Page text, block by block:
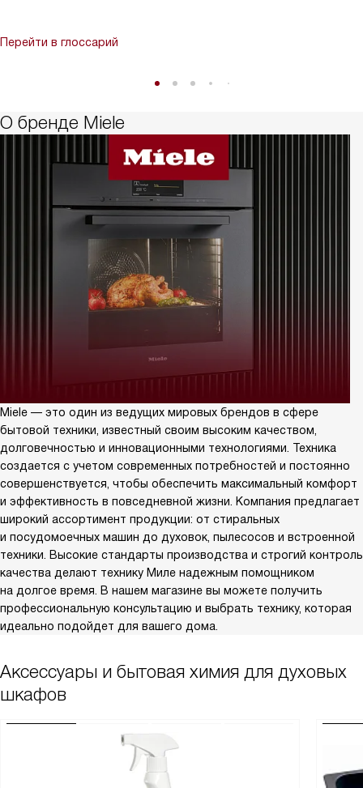
Перейти в глоссарий
О бренде Miele
Miele — это один из ведущих мировых брендов в сфере
бытовой техники, известный своим высоким качеством,
долговечностью и инновационными технологиями. Техника
создается с учетом современных потребностей и постоянно
совершенствуется, чтобы обеспечить максимальный комфорт
и эффективность в повседневной жизни. Компания предлагает
широкий ассортимент продукции: от стиральных
и посудомоечных машин до духовок, пылесосов и встроенной
техники. Высокие стандарты производства и строгий контроль
качества делают технику Миле надежным помощником
на долгое время. В нашем магазине вы можете получить
профессиональную консультацию и выбрать технику, которая
идеально подойдет для вашего дома.
Аксессуары и бытовая химия для духовых
шкафов